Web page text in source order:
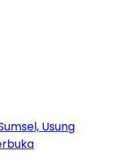
Usung